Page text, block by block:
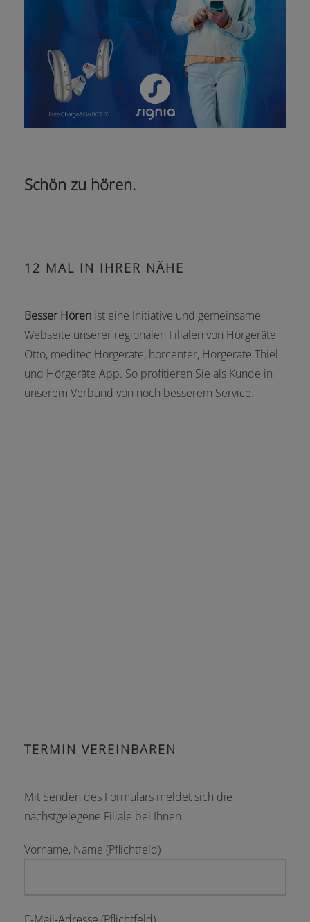
Schön zu hören.
12 MAL IN IHRER NÄHE
Besser Hören ist eine Initiative und gemeinsame
Webseite unserer regionalen Filialen von Hörgeräte
Otto, meditec Hörgeräte, hörcenter, Hörgeräte Thiel
und Hörgeräte App. So profitieren Sie als Kunde in
unserem Verbund von noch besserem Service.
TERMIN VEREINBAREN
Mit Senden des Formulars meldet sich die
nächstgelegene Filiale bei Ihnen.
Vorname, Name (Pflichtfeld)